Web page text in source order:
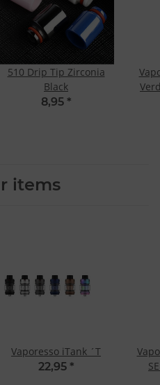
510 Drip Tip Zirconia
Black
8,95 *
items
Vaporesso iTank ´T
22,95 *